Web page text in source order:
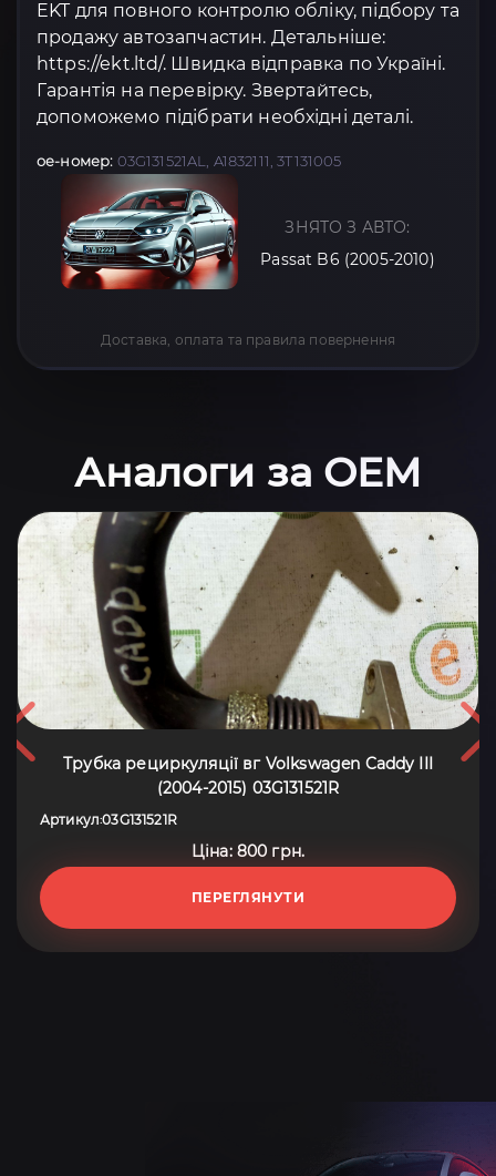
EKT для повного контролю обліку, підбору та
продажу автозапчастин. Детальніше:
https://ekt.ltd/. Швидка відправка по Україні.
Гарантія на перевірку. Звертайтесь,
допоможемо підібрати необхідні деталі.
oe-номер: 03G131521AL, A1832111, 3T131005
ЗНЯТО З АВТО:
Passat B6 (2005-2010)
Доставка, оплата та правила повернення
Аналоги за OEM
Трубка рециркуляцiї вг Volkswagen Caddy III
(2004-2015) 03G131521R
Артикул:03G131521R
Ціна: 800 грн.
ПЕРЕГЛЯНУТИ